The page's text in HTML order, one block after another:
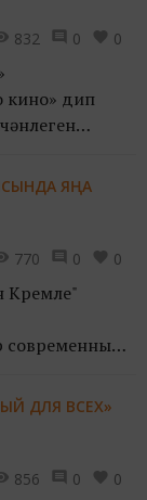
832 0 0
кино» дип
ЯҢА
770 0 0
Кремле"
современных
ДЛЯ ВСЕХ»
856 0 0